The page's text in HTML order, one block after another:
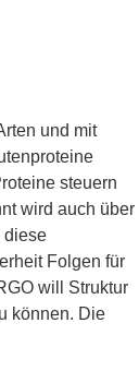
und mit
steuern
wird auch über
diese
Folgen für
will Struktur
können. Die